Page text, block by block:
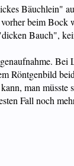
Bäuchlein"
beim Bock
Bauch",
Röntgenbild
man
Fall noch